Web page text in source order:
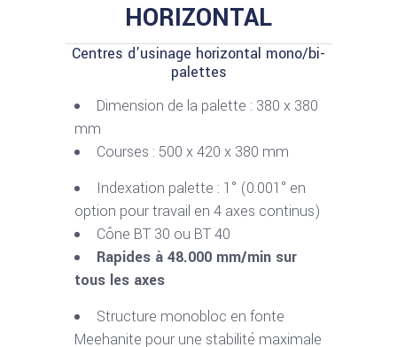
HORIZONTAL
Centres d’usinage horizontal mono/bi-
palettes
Dimension de la palette : 380 x 380
mm
Courses : 500 x 420 x 380 mm
Indexation palette : 1° (0.001° en
option pour travail en 4 axes continus)
Cône BT 30 ou BT 40
Rapides à 48.000 mm/min sur
tous les axes
Structure monobloc en fonte
Meehanite pour une stabilité maximale